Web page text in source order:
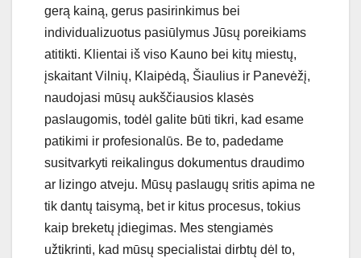
gerą kainą, gerus pasirinkimus bei
individualizuotus pasiūlymus Jūsų poreikiams
atitikti. Klientai iš viso Kauno bei kitų miestų,
įskaitant Vilnių, Klaipėdą, Šiaulius ir Panevėžį,
naudojasi mūsų aukščiausios klasės
paslaugomis, todėl galite būti tikri, kad esame
patikimi ir profesionalūs. Be to, padedame
susitvarkyti reikalingus dokumentus draudimo
ar lizingo atveju. Mūsų paslaugų sritis apima ne
tik dantų taisymą, bet ir kitus procesus, tokius
kaip breketų įdiegimas. Mes stengiamės
užtikrinti, kad mūsų specialistai dirbtų dėl to,